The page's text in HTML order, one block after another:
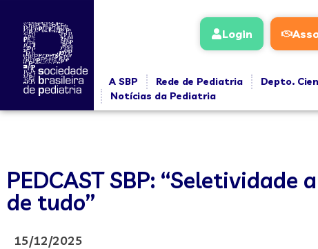
Login
A SBP Rede de Pediatria Depto.
Notícias da Pediatria
PEDCAST SBP:
de tudo”
15/12/2025